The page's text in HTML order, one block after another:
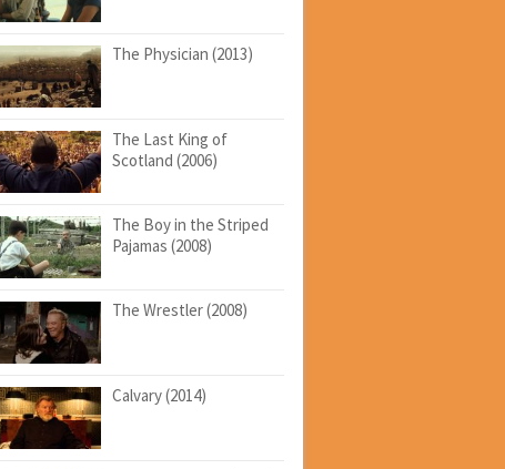
The Physician (2013)
The Last King of
Scotland (2006)
The Boy in the Striped
Pajamas (2008)
The Wrestler (2008)
Calvary (2014)